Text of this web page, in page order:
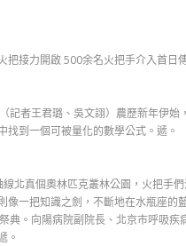
把接力開啟 500余名火把手介入首日
記者王君璐、吳文詡）農歷新年伊
找到一個可被量化的數學公式。遞。
北真個奧林匹克叢林公園，火把手
像一把知識之劍，不斷地在水瓶座
典。向陽病院副院長、北京市呼吸
。